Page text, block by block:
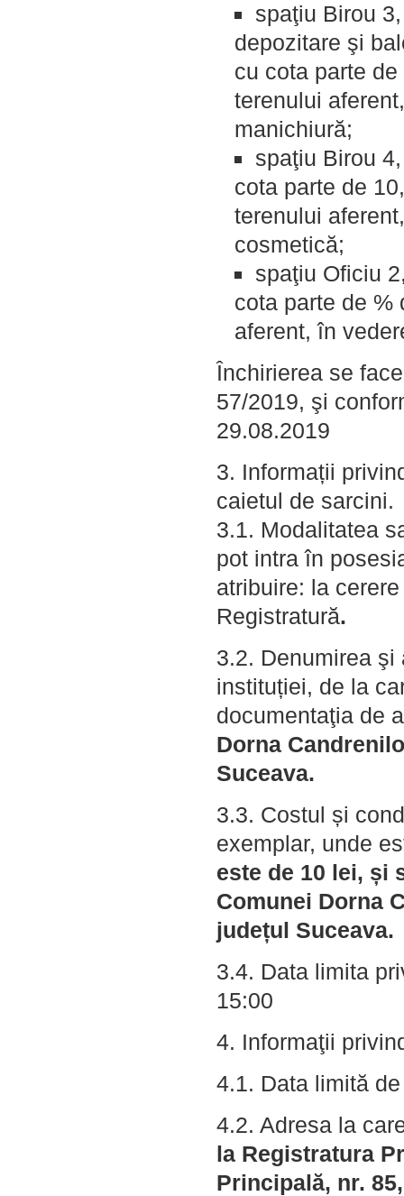
spaţiu Birou
depozitare şi
cu cota parte
terenului
manichiură;
spaţiu Birou
cota parte de
terenului
cosmetică;
spaţiu Oficiu
cota parte de %
aferent, în
Închirierea se
57/2019, şi
29.08.2019
3. Informații
caietul de sarcini.
3.1. Modalitatea
pot intra în
atribuire: la
Registratură.
3.2. Denumirea
instituției, de la
documentaţia de
Dorna
Suceava.
3.3. Costul și
exemplar, unde
este de 10 lei, și
Comunei Dorna
județul Suceava.
3.4. Data limita
15:00
4. Informaţii
4.1. Data limită
4.2. Adresa la
la Registratura
Principală, nr.